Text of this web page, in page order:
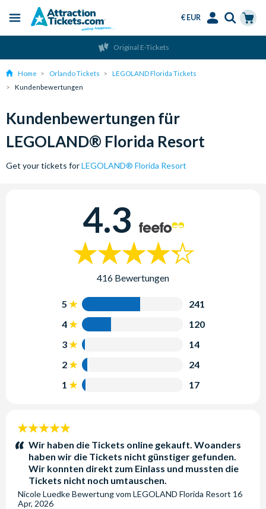
content
Menu
€ EUR
Original E-Tickets
Home Orlando Tickets
LEGOLAND Florida Tickets
Kundenbewertungen
Kundenbewertungen für
LEGOLAND® Florida Resort
Get your tickets forLEGOLAND® Florida Resort
4.3
416 Bewertungen
5
241
4
120
3
14
2
24
1
17
5
Sterne:Wir haben die Tickets online gekauft. Woanders
haben wir die Tickets nicht günstiger gefunden.
Wir konnten direkt zum Einlass und mussten die
Tickets nicht noch umtauschen.
Nicole LuedkeBewertung vom LEGOLAND Florida Resort 16
Apr, 2026